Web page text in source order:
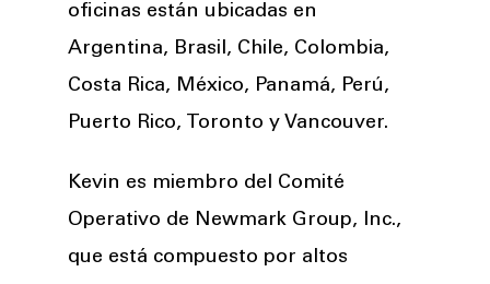
oficinas están ubicadas en
Argentina, Brasil, Chile, Colombia,
Costa Rica, México, Panamá, Perú,
Puerto Rico, Toronto y Vancouver.
Kevin es miembro del Comité
Operativo de Newmark Group, Inc.,
que está compuesto por altos